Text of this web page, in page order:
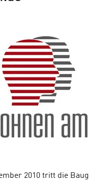
2010 tritt die
Wohnquartier